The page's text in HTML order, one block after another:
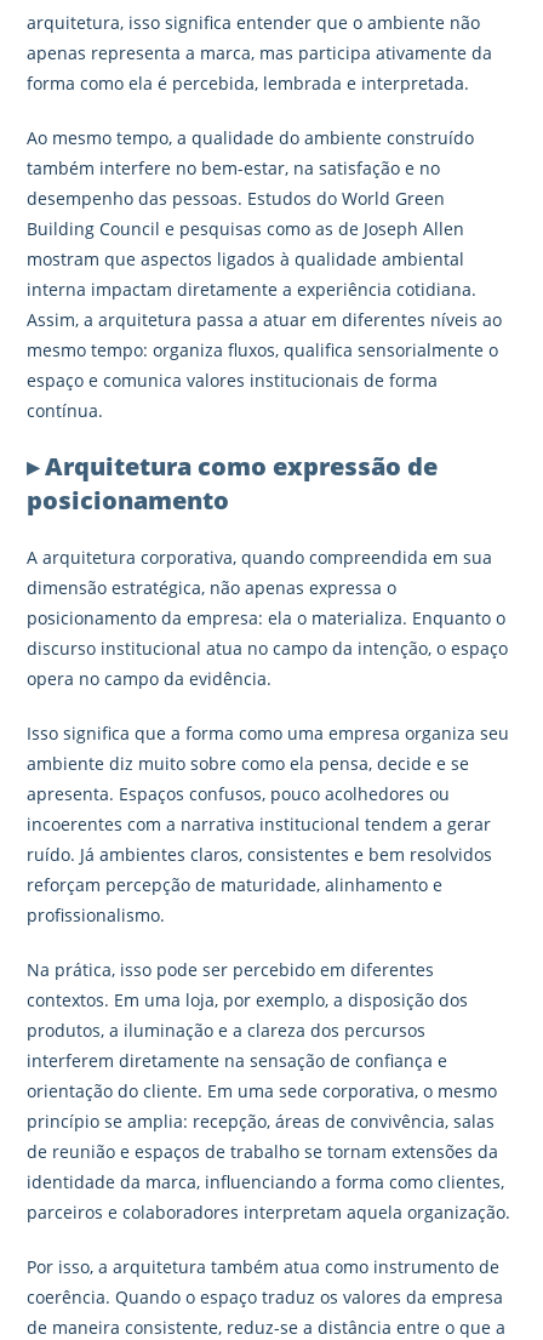
arquitetura, isso significa entender que o ambiente não
apenas representa a marca, mas participa ativamente da
forma como ela é percebida, lembrada e interpretada.
Ao mesmo tempo, a qualidade do ambiente construído
também interfere no bem-estar, na satisfação e no
desempenho das pessoas. Estudos do World Green
Building Council e pesquisas como as de Joseph Allen
mostram que aspectos ligados à qualidade ambiental
interna impactam diretamente a experiência cotidiana.
Assim, a arquitetura passa a atuar em diferentes níveis ao
mesmo tempo: organiza fluxos, qualifica sensorialmente o
espaço e comunica valores institucionais de forma
contínua.
▸ Arquitetura como expressão de
posicionamento
A arquitetura corporativa, quando compreendida em sua
dimensão estratégica, não apenas expressa o
posicionamento da empresa: ela o materializa. Enquanto o
discurso institucional atua no campo da intenção, o espaço
opera no campo da evidência.
Isso significa que a forma como uma empresa organiza seu
ambiente diz muito sobre como ela pensa, decide e se
apresenta. Espaços confusos, pouco acolhedores ou
incoerentes com a narrativa institucional tendem a gerar
ruído. Já ambientes claros, consistentes e bem resolvidos
reforçam percepção de maturidade, alinhamento e
profissionalismo.
Na prática, isso pode ser percebido em diferentes
contextos. Em uma loja, por exemplo, a disposição dos
produtos, a iluminação e a clareza dos percursos
interferem diretamente na sensação de confiança e
orientação do cliente. Em uma sede corporativa, o mesmo
princípio se amplia: recepção, áreas de convivência, salas
de reunião e espaços de trabalho se tornam extensões da
identidade da marca, influenciando a forma como clientes,
parceiros e colaboradores interpretam aquela organização.
Por isso, a arquitetura também atua como instrumento de
coerência. Quando o espaço traduz os valores da empresa
de maneira consistente, reduz-se a distância entre o que a